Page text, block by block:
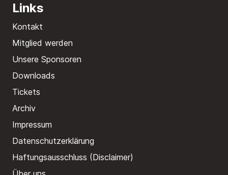
Links
Kontakt
Mitglied werden
Unsere Sponsoren
Downloads
Tickets
Archiv
Impressum
Datenschutzerklärung
Haftungsausschluss (Disclaimer)